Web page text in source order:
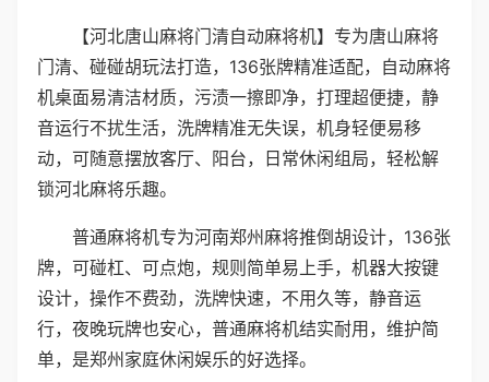
【河北唐山麻将门清自动麻将机】专为唐山麻将
门清、碰碰胡玩法打造，136张牌精准适配，自动麻将
机桌面易清洁材质，污渍一擦即净，打理超便捷，静
音运行不扰生活，洗牌精准无失误，机身轻便易移
动，可随意摆放客厅、阳台，日常休闲组局，轻松解
锁河北麻将乐趣。
普通麻将机专为河南郑州麻将推倒胡设计，136张
牌，可碰杠、可点炮，规则简单易上手，机器大按键
设计，操作不费劲，洗牌快速，不用久等，静音运
行，夜晚玩牌也安心，普通麻将机结实耐用，维护简
单，是郑州家庭休闲娱乐的好选择。